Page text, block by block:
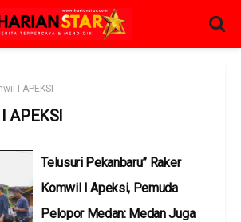
I APEKSI
APEKSI
Telusuri Pekanbaru” Raker
Komwil I Apeksi, Pemuda
Pelopor Medan: Medan Juga